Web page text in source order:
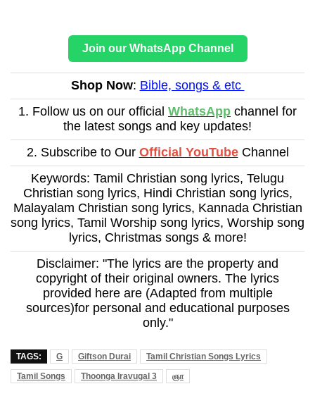
Join our WhatsApp Channel
Shop Now: Bible, songs & etc
1. Follow us on our official WhatsApp channel for
the latest songs and key updates!
2. Subscribe to Our Official YouTubeChannel
Keywords: Tamil Christian song lyrics, Telugu
Christian song lyrics, Hindi Christian song lyrics,
Malayalam Christian song lyrics, Kannada Christian
song lyrics, Tamil Worship song lyrics, Worship song
lyrics, Christmas songs & more!
Disclaimer: "The lyrics are the property and
copyright of their original owners. The lyrics
provided here are (Adapted from multiple
sources)for personal and educational purposes
only."
TAGS: G Giftson Durai
Tamil Christian Songs Lyrics
Tamil Songs
Thoonga Iravugal 3 ஞா